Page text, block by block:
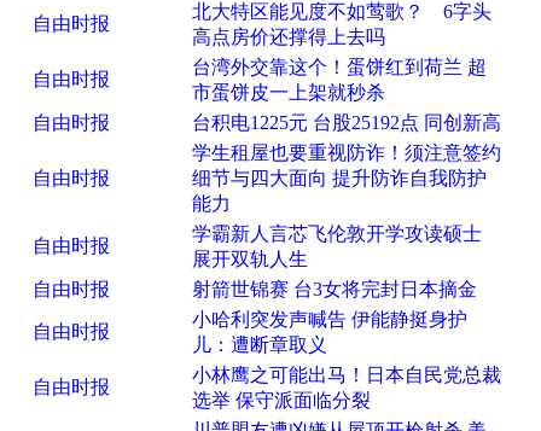
自由时报
北大特区能见度不如莺歌？ 6字头
高点房价还撑得上去吗
自由时报
台湾外交靠这个！蛋饼红到荷兰 超
市蛋饼皮一上架就秒杀
自由时报
台积电1225元 台股25192点 同创新高
自由时报
学生租屋也要重视防诈！须注意签约
细节与四大面向 提升防诈自我防护
能力
自由时报
学霸新人言芯飞伦敦开学攻读硕士
展开双轨人生
自由时报
射箭世锦赛 台3女将完封日本摘金
自由时报
小哈利突发声喊告 伊能静挺身护
儿：遭断章取义
自由时报
小林鹰之可能出马！日本自民党总裁
选举 保守派面临分裂